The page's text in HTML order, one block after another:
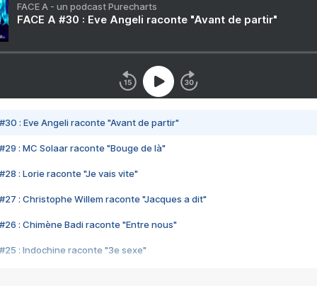
FACE A - un podcast Purecharts
FACE A #30 : Eve Angeli raconte "Avant de partir"
#30 : Eve Angeli raconte "Avant de partir"
#29 : MC Solaar raconte "Bouge de là"
#28 : Lorie raconte "Je vais vite"
#27 : Christophe Willem raconte "Jacques a dit"
#26 : Chimène Badi raconte "Entre nous"
#25 : Indochine raconte "3e sexe"